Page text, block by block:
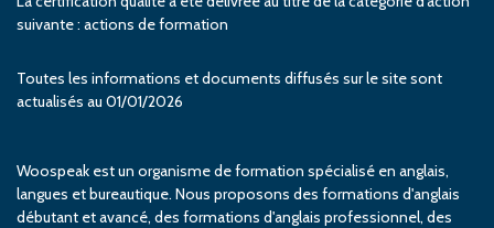
suivante : actions de formation
Toutes les informations et documents diffusés sur le site sont
actualisés au 01/01/2026
Woospeak est un organisme de formation spécialisé en anglais,
langues et bureautique. Nous proposons des formations d'anglais
débutant et avancé, des formations d'anglais professionnel, des